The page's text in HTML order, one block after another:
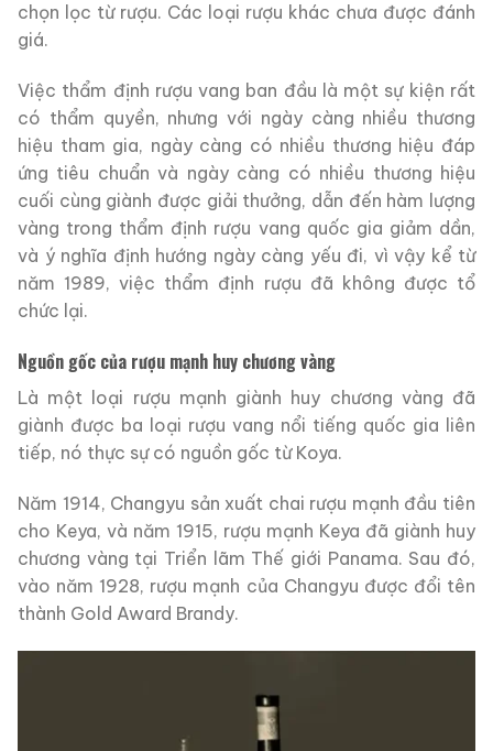
chọn lọc từ rượu. Các loại rượu khác chưa được đánh
giá.
Việc thẩm định rượu vang ban đầu là một sự kiện rất
có thẩm quyền, nhưng với ngày càng nhiều thương
hiệu tham gia, ngày càng có nhiều thương hiệu đáp
ứng tiêu chuẩn và ngày càng có nhiều thương hiệu
cuối cùng giành được giải thưởng, dẫn đến hàm lượng
vàng trong thẩm định rượu vang quốc gia giảm dần,
và ý nghĩa định hướng ngày càng yếu đi, vì vậy kể từ
năm 1989, việc thẩm định rượu đã không được tổ
chức lại.
Nguồn gốc của rượu mạnh huy chương vàng
Là một loại rượu mạnh giành huy chương vàng đã
giành được ba loại rượu vang nổi tiếng quốc gia liên
tiếp, nó thực sự có nguồn gốc từ Koya.
Năm 1914, Changyu sản xuất chai rượu mạnh đầu tiên
cho Keya, và năm 1915, rượu mạnh Keya đã giành huy
chương vàng tại Triển lãm Thế giới Panama. Sau đó,
vào năm 1928, rượu mạnh của Changyu được đổi tên
thành Gold Award Brandy.